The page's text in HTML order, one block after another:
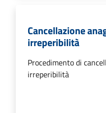
Cancellazione
irreperibilità
Procedimento di
irreperibilità